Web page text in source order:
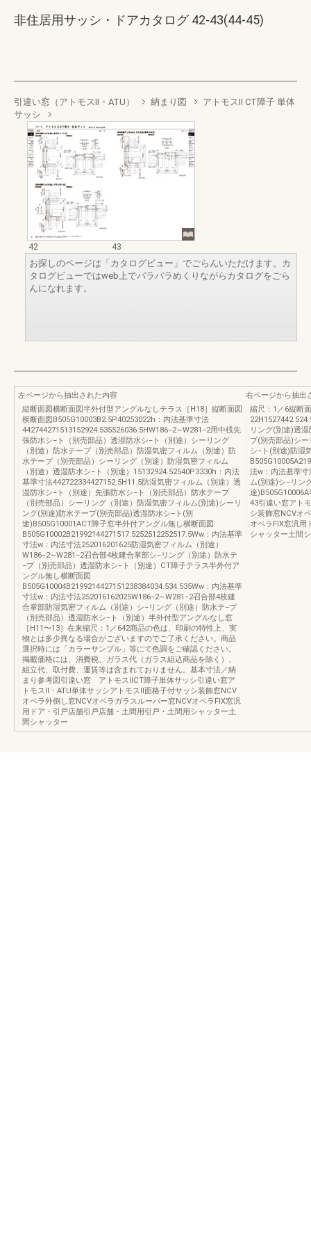
非住居用サッシ・ドアカタログ 42-43(44-45)
引違い窓（アトモスII・ATU） 納まり図
アトモスII CT障子 単体
サッシ
42
43
お探しのページは「カタログビュー」でごらんいただけます。カ
タログビューではweb上でパラパラめくりながらカタログをごら
んになれます。
左ページから抽出された内容
縦断面図横断面図半外付型アングルなしテラス［H18］縦断面図
横断面図B505G10003B2.5P40253022h：内法基準寸法
442744271513152924.535526036.5HW186−2∼W281−2用中桟先
張防水シ−ト（別売部品）透湿防水シ−ト（別途）シーリング
（別途）防水テープ（別売部品）防湿気密フィルム（別途）防
水テープ（別売部品）シーリング（別途）防湿気密フィルム
（別途）透湿防水シ−ト（別途）15132924.52540P3330h：内法
基準寸法442722334427152.5H11.5防湿気密フィルム（別途）透
湿防水シ−ト（別途）先張防水シ−ト（別売部品）防水テープ
（別売部品）シーリング（別途）防湿気密フィルム(別途)シーリ
ング(別途)防水テープ(別売部品)透湿防水シ−ト(別
途)B505G10001ACT障子窓半外付アングル無し横断面図
B505G10002B21992144271517.5252512252517.5Ww：内法基準
寸法w：内法寸法252016201625防湿気密フィルム（別途）
W186−2∼W281−2召合部4枚建合掌部シ−リング（別途）防水テ
−プ（別売部品）透湿防水シ−ト（別途）CT障子テラス半外付ア
ングル無し横断面図
B505G10004B2199214427151238384034.534.535Ww：内法基準
寸法w：内法寸法252016162025W186−2∼W281−2召合部4枚建
合掌部防湿気密フィルム（別途）シ−リング（別途）防水テ−プ
（別売部品）透湿防水シ−ト（別途）半外付型アングルなし窓
［H11〜13］在来縮尺：1／642商品の色は、印刷の特性上、実
物とは多少異なる場合がございますのでご了承ください。商品
選択時には「カラーサンプル」等にて色調をご確認ください。
掲載価格には、消費税、ガラス代（ガラス組込商品を除く）、
組立代、取付費、運賃等は含まれておりません。基本寸法／納
まり参考図引違い窓 アトモスⅡCT障子単体サッシ引違い窓ア
トモスⅡ・ATU単体サッシアトモスⅡ面格子付サッシ装飾窓NCV
オペラ外倒し窓NCVオペラガラスルーバー窓NCVオペラFIX窓汎
用ドア・引戸店舗引戸店舗・土間用引戸・土間用シャッター土
間シャッター
右ページから抽出
縮尺：1／6縦断
リング(別途)透
プ(別売部品)シ
シ−ト(別途)防湿
法w：内法基準
ム(別途)シ−リン
途
43引違い窓アト
シ装飾窓NCVオ
オペラFIX窓汎用
シャッター土間